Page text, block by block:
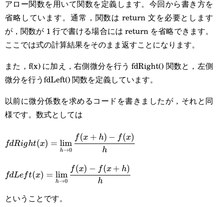
アロー関数を用いて関数を定義します。今回から書き方を
省略しています。通常，関数は return 文を必要とします
が，関数が 1 行で書ける場合には return を省略できます。
ここでは式の計算結果をそのまま返すことになります。
また，f(x) に加え，右側微分を行う fdRight() 関数と，左側
微分を行うfdLeft() 関数を定義しています。
以前に微分係数を求めるコードを書きましたが，それと同
様です。数式としては
\displaystyle
fdRight(x)=\lim_{h\rightarrow0}\cfrac{f(x+h)-
f(x)}{h}
fdRight(x) =
h→0
lim
h
f(x + h) − f(x)
\displaystyle
fdLeft(x)=\lim_{h\rightarrow0}\cfrac{f(x)-
f(x+h)}{h}
fdLeft(x) =
h→0
lim
h
f(x) − f(x + h)
ということです。